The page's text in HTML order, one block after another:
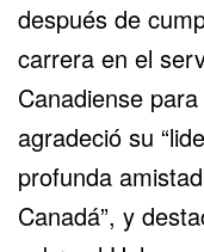
después de
carrera en el
Canadiense
agradeció su
profunda
Canadá”, y